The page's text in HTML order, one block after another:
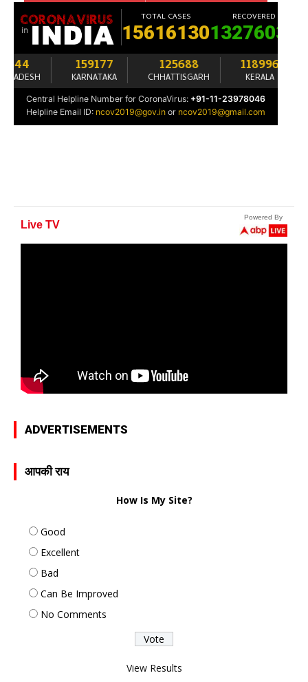
ADVERTISEMENTS
आपकी राय
How Is My Site?
Good
Excellent
Bad
Can Be Improved
No Comments
View Results